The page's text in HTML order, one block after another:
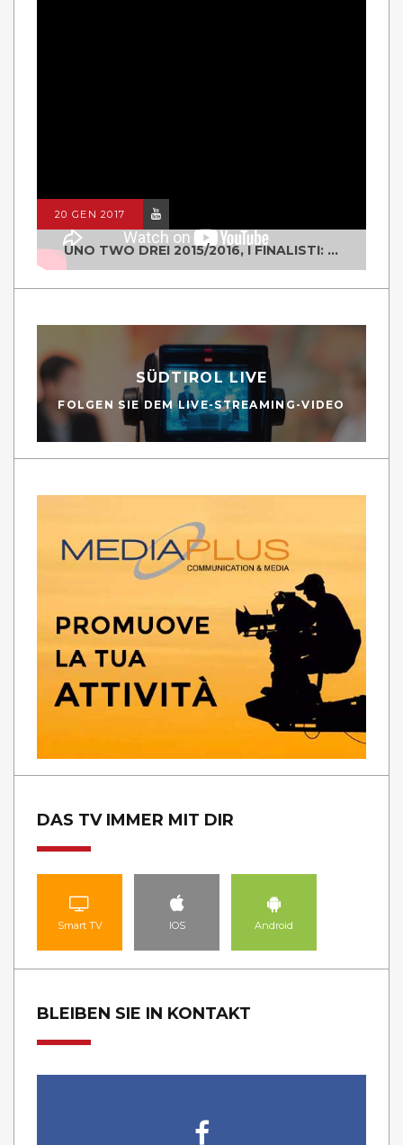
20 GEN 2017
UNO TWO DREI 2015/2016, I FINALISTI: CLASSE IV ALS ISTITUTO "DEGASPERI" BORGO VALSUGANA
SÜDTIROL LIVE
FOLGEN SIE DEM LIVE-STREAMING-VIDEO
DAS TV IMMER MIT DIR
Smart TV IOS Android
BLEIBEN SIE IN KONTAKT